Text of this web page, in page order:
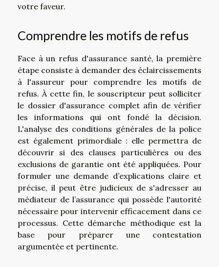
votre faveur.
Comprendre les motifs de refus
Face à un refus d'assurance santé, la première
étape consiste à demander des éclaircissements
à l'assureur pour comprendre les motifs de
refus. À cette fin, le souscripteur peut solliciter
le dossier d'assurance complet afin de vérifier
les informations qui ont fondé la décision.
L'analyse des conditions générales de la police
est également primordiale : elle permettra de
découvrir si des clauses particulières ou des
exclusions de garantie ont été appliquées. Pour
formuler une demande d’explications claire et
précise, il peut être judicieux de s'adresser au
médiateur de l’assurance qui possède l'autorité
nécessaire pour intervenir efficacement dans ce
processus. Cette démarche méthodique est la
base pour préparer une contestation
argumentée et pertinente.